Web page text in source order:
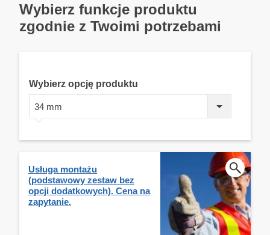
Wybierz funkcje produktu
zgodnie z Twoimi potrzebami
Wybierz opcję produktu
34 mm
Usługa montażu
(podstawowy zestaw bez
opcji dodatkowych). Cena na
zapytanie.